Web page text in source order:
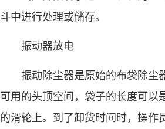
斗中进行处理或储存。
振动器放电
振动除尘器是原始的布袋除尘
可用的头顶空间，袋子的长度可
的滑轮上。到了卸货时间时，操